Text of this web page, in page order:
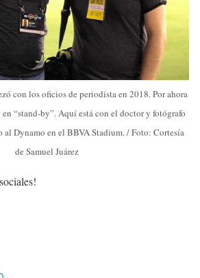
con los oficios de periodista en 2018. Por ahora
“stand-by”. Aquí está con el doctor y fotógrafo
al Dynamo en el BBVA Stadium. / Foto: Cortesía
de Samuel Juárez